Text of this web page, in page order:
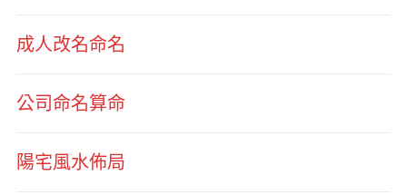
成人改名命名
公司命名算命
陽宅風水佈局